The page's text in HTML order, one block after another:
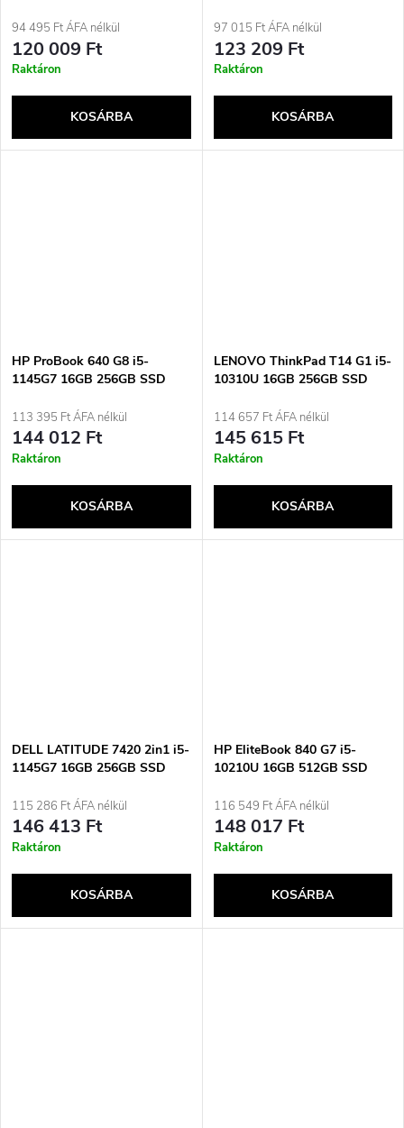
Használt
94 495 Ft ÁFA nélkül
120 009 Ft
Raktáron
KOSÁRBA
Használt
97 015 Ft ÁFA nélkül
123 209 Ft
Raktáron
KOSÁRBA
HP ProBook 640 G8 i5-
1145G7 16GB 256GB SSD
Használt
113 395 Ft ÁFA nélkül
144 012 Ft
Raktáron
KOSÁRBA
LENOVO ThinkPad T14 G1 i5-
10310U 16GB 256GB SSD
Használt
114 657 Ft ÁFA nélkül
145 615 Ft
Raktáron
KOSÁRBA
DELL LATITUDE 7420 2in1 i5-
1145G7 16GB 256GB SSD
(érintőképernyős) Win11pro
Használt
115 286 Ft ÁFA nélkül
146 413 Ft
Raktáron
KOSÁRBA
HP EliteBook 840 G7 i5-
10210U 16GB 512GB SSD
Használt
116 549 Ft ÁFA nélkül
148 017 Ft
Raktáron
KOSÁRBA